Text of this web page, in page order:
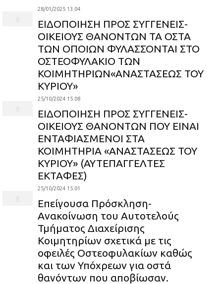
28/01/2025 13:04
ΕΙΔΟΠΟΙΗΣΗ ΠΡΟΣ ΣΥΓΓΕΝΕΙΣ-
ΟΙΚΕΙΟΥΣ ΘΑΝΟΝΤΩΝ ΤΑ ΟΣΤΑ
ΤΩΝ ΟΠΟΙΩΝ ΦΥΛΑΣΣΟΝΤΑΙ ΣΤΟ
ΟΣΤΕΟΦΥΛΑΚΙΟ ΤΩΝ
ΚΟΙΜΗΤΗΡΙΩΝ«ΑΝΑΣΤΑΣΕΩΣ ΤΟΥ
ΚΥΡΙΟΥ»
25/10/2024 15:08
ΕΙΔΟΠΟΙΗΣΗ ΠΡΟΣ ΣΥΓΓΕΝΕΙΣ-
ΟΙΚΕΙΟΥΣ ΘΑΝΟΝΤΩΝ ΠΟΥ ΕΙΝΑΙ
ΕΝΤΑΦΙΑΣΜΕΝΟΙ ΣΤΑ
ΚΟΙΜΗΤΗΡΙΑ «ΑΝΑΣΤΑΣΕΩΣ ΤΟΥ
ΚΥΡΙΟΥ» (ΑΥΤΕΠΑΓΓΕΛΤΕΣ
ΕΚΤΑΦΕΣ)
25/10/2024 15:01
Επείγουσα Πρόσκληση-
Ανακοίνωση του Αυτοτελούς
Τμήματος Διαχείρισης
Κοιμητηρίων σχετικά με τις
οφειλές Οστεοφυλακίων καθώς
και των Υπόχρεων για οστά
θανόντων που αποβίωσαν.